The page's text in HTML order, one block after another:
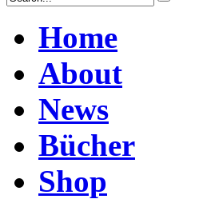
Home
About
News
Bücher
Shop